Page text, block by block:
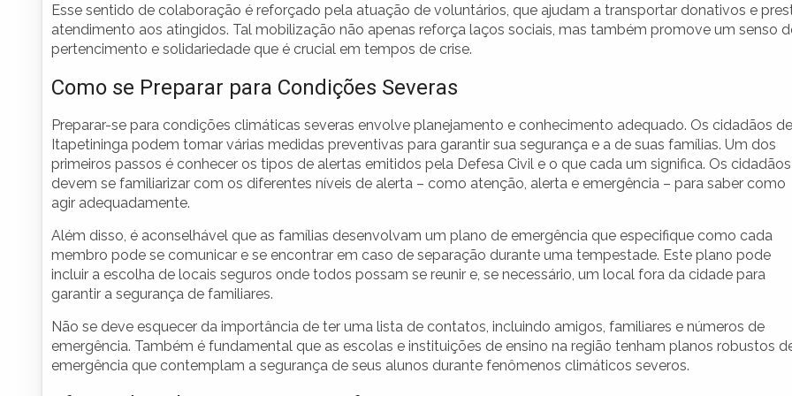
Esse sentido de colaboração é reforçado pela atuação de voluntários, que ajudam a transportar donativos e
atendimento aos atingidos. Tal mobilização não apenas reforça laços sociais, mas também promove um senso
pertencimento e solidariedade que é crucial em tempos de crise.
Como se Preparar para Condições Severas
Preparar-se para condições climáticas severas envolve planejamento e conhecimento adequado. Os cidadãos de
Itapetininga podem tomar várias medidas preventivas para garantir sua segurança e a de suas famílias. Um dos
primeiros passos é conhecer os tipos de alertas emitidos pela Defesa Civil e o que cada um significa. Os cidadãos
devem se familiarizar com os diferentes níveis de alerta – como atenção, alerta e emergência – para saber como
agir adequadamente.
Além disso, é aconselhável que as famílias desenvolvam um plano de emergência que especifique como cada
membro pode se comunicar e se encontrar em caso de separação durante uma tempestade. Este plano pode
incluir a escolha de locais seguros onde todos possam se reunir e, se necessário, um local fora da cidade para
garantir a segurança de familiares.
Não se deve esquecer da importância de ter uma lista de contatos, incluindo amigos, familiares e números de
emergência. Também é fundamental que as escolas e instituições de ensino na região tenham planos robustos
emergência que contemplam a segurança de seus alunos durante fenômenos climáticos severos.